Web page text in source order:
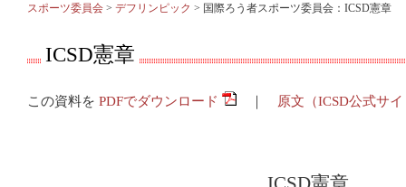
スポーツ委員会 > デフリンピック > 国際ろう者スポーツ委員会：ICSD憲章
ICSD憲章
この資料を PDFでダウンロード 原文（ICSD公式サ